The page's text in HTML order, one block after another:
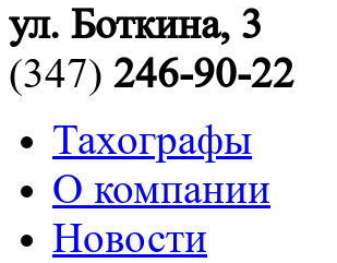
ул. Боткина, 3
(347) 246-90-22
Тахографы
О компании
Новости